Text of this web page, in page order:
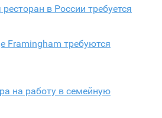
в России требуется
Framingham требуются
на работу в семейную